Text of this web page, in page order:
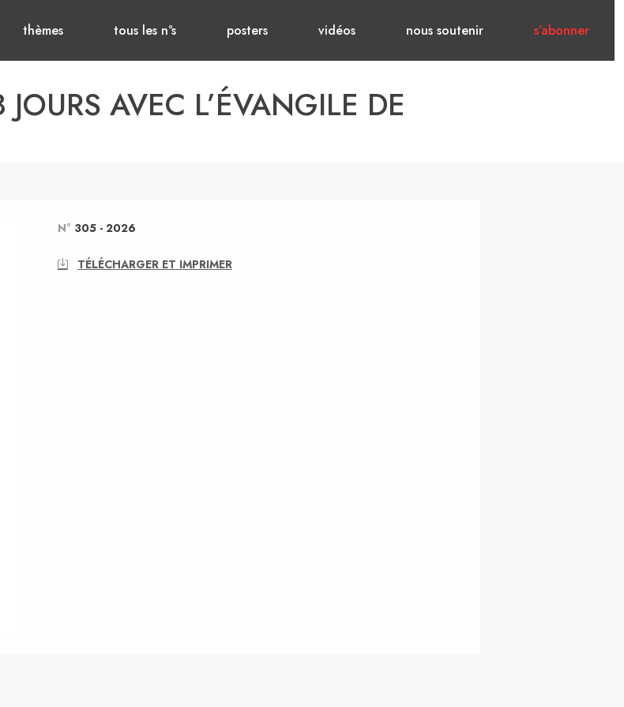
thèmes tous les n°s posters vidéos nous soutenir s’abonner
AVEC L’ÉVANGILE DE
N° 305 - 2026
TÉLÉCHARGER ET IMPRIMER